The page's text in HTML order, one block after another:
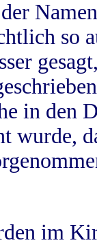
so
in
wurde,
im